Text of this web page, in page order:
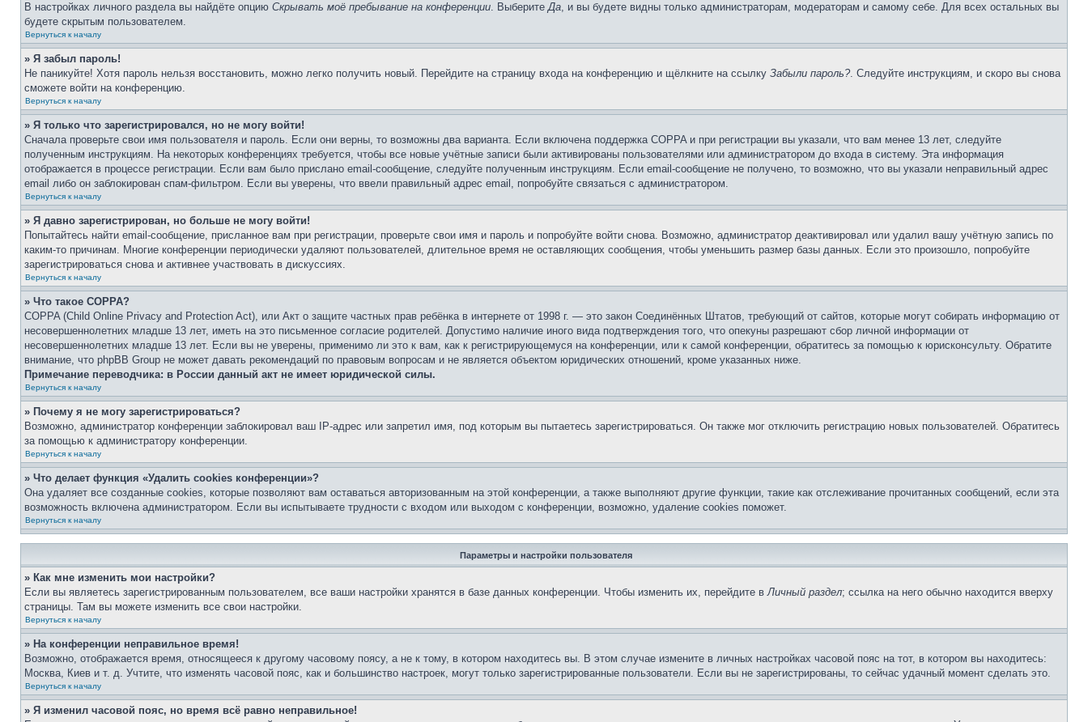
В настройках личного раздела вы найдёте опцию Скрывать моё пребывание на конференции. ВыберитеДа, и вы будете видны только администраторам, модераторам и самому себе. Для всех остальных вы
будете скрытым пользователем.
Вернуться к началу
» Я забыл пароль!
Не паникуйте! Хотя пароль нельзя восстановить, можно легко получить новый. Перейдите на страницу входа на конференцию и щёлкните на ссылку Забыли пароль?. Следуйте инструкциям, и скоро вы снова
сможете войти на конференцию.
Вернуться к началу
» Я только что зарегистрировался, но не могу войти!
Сначала проверьте свои имя пользователя и пароль. Если они верны, то возможны два варианта. Если включена поддержка COPPA и при регистрации вы указали, что вам менее 13 лет, следуйте
полученным инструкциям. На некоторых конференциях требуется, чтобы все новые учётные записи были активированы пользователями или администратором до входа в систему. Эта информация
отображается в процессе регистрации. Если вам было прислано email-сообщение, следуйте полученным инструкциям. Если email-сообщение не получено, то возможно, что вы указали неправильный адрес
email либо он заблокирован спам-фильтром. Если вы уверены, что ввели правильный адрес email, попробуйте связаться с администратором.
Вернуться к началу
» Я давно зарегистрирован, но больше не могу войти!
Попытайтесь найти email-сообщение, присланное вам при регистрации, проверьте свои имя и пароль и попробуйте войти снова. Возможно, администратор деактивировал или удалил вашу учётную запись по
каким-то причинам. Многие конференции периодически удаляют пользователей, длительное время не оставляющих сообщения, чтобы уменьшить размер базы данных. Если это произошло, попробуйте
зарегистрироваться снова и активнее участвовать в дискуссиях.
Вернуться к началу
» Что такое COPPA?
COPPA (Child Online Privacy and Protection Act), или Акт о защите частных прав ребёнка в интернете от 1998 г. — это закон Соединённых Штатов, требующий от сайтов, которые могут собирать информацию от
несовершеннолетних младше 13 лет, иметь на это письменное согласие родителей. Допустимо наличие иного вида подтверждения того, что опекуны разрешают сбор личной информации от
несовершеннолетних младше 13 лет. Если вы не уверены, применимо ли это к вам, как к регистрирующемуся на конференции, или к самой конференции, обратитесь за помощью к юрисконсульту. Обратите
внимание, что phpBB Group не может давать рекомендаций по правовым вопросам и не является объектом юридических отношений, кроме указанных ниже.
Примечание переводчика: в России данный акт не имеет юридической силы.
Вернуться к началу
» Почему я не могу зарегистрироваться?
Возможно, администратор конференции заблокировал ваш IP-адрес или запретил имя, под которым вы пытаетесь зарегистрироваться. Он также мог отключить регистрацию новых пользователей. Обратитесь
за помощью к администратору конференции.
Вернуться к началу
» Что делает функция «Удалить cookies конференции»?
Она удаляет все созданные cookies, которые позволяют вам оставаться авторизованным на этой конференции, а также выполняют другие функции, такие как отслеживание прочитанных сообщений, если эта
возможность включена администратором. Если вы испытываете трудности с входом или выходом с конференции, возможно, удаление cookies поможет.
Вернуться к началу
Параметры и настройки пользователя
» Как мне изменить мои настройки?
Если вы являетесь зарегистрированным пользователем, все ваши настройки хранятся в базе данных конференции. Чтобы изменить их, перейдите вЛичный раздел; ссылка на него обычно находится вверху
страницы. Там вы можете изменить все свои настройки.
Вернуться к началу
» На конференции неправильное время!
Возможно, отображается время, относящееся к другому часовому поясу, а не к тому, в котором находитесь вы. В этом случае измените в личных настройках часовой пояс на тот, в котором вы находитесь:
Москва, Киев и т. д. Учтите, что изменять часовой пояс, как и большинство настроек, могут только зарегистрированные пользователи. Если вы не зарегистрированы, то сейчас удачный момент сделать это.
Вернуться к началу
» Я изменил часовой пояс, но время всё равно неправильное!